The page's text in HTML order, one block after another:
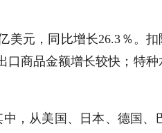
美元，同比增长26.3％。
商品金额增长较快；特
，从美国、日本、德国